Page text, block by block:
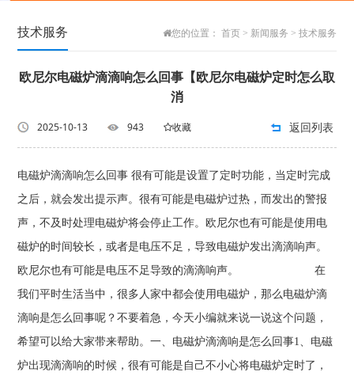
技术服务 您的位置： 首页> 新闻服务 > 技术服务
欧尼尔电磁炉滴滴响怎么回事【欧尼尔电磁炉定时怎么取
消
2025-10-13 943 收藏 返回列表
电磁炉滴滴响怎么回事 很有可能是设置了定时功能，当定时完成
之后，就会发出提示声。很有可能是电磁炉过热，而发出的警报
声，不及时处理电磁炉将会停止工作。欧尼尔也有可能是使用电
磁炉的时间较长，或者是电压不足，导致电磁炉发出滴滴响声。
欧尼尔也有可能是电压不足导致的滴滴响声。 在
我们平时生活当中，很多人家中都会使用电磁炉，那么电磁炉滴
滴响是怎么回事呢？不要着急，今天小编就来说一说这个问题，
希望可以给大家带来帮助。一、电磁炉滴滴响是怎么回事1、电磁
炉出现滴滴响的时候，很有可能是自己不小心将电磁炉定时了，